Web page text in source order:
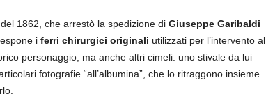
1862, che arrestò la spedizione di Giuseppe Garibaldi
i ferri chirurgici originali utilizzati per l’intervento al
personaggio, ma anche altri cimeli: uno stivale da lui
fotografie “all’albumina”, che lo ritraggono insieme